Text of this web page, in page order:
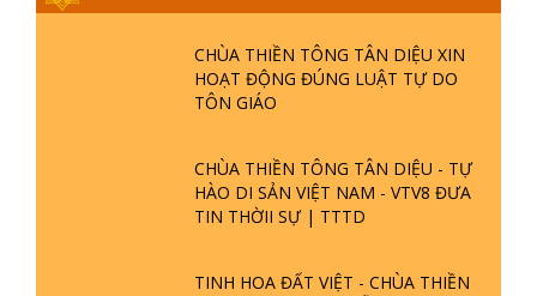
CHÙA THIỀN TÔNG TÂN DIỆU XIN
HOẠT ĐỘNG ĐÚNG LUẬT TỰ DO
TÔN GIÁO
CHÙA THIỀN TÔNG TÂN DIỆU - TỰ
HÀO DI SẢN VIỆT NAM - VTV8 ĐƯA
TIN THỜII SỰ | TTTD
TINH HOA ĐẤT VIỆT - CHÙA THIỀN